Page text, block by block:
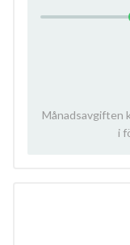
Månadsavgiften
i